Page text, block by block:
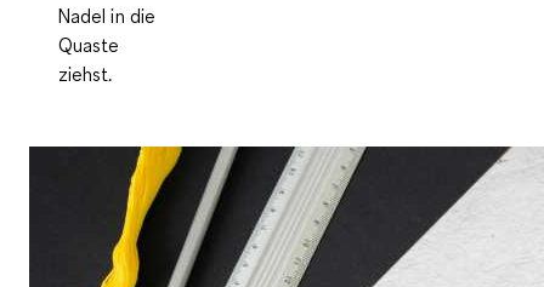
Nadel in die
Quaste
ziehst.